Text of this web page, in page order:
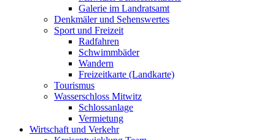
Galerie im Landratsamt
Denkmäler und Sehenswertes
Sport und Freizeit
Radfahren
Schwimmbäder
Wandern
Freizeitkarte (Landkarte)
Tourismus
Wasserschloss Mitwitz
Schlossanlage
Vermietung
Wirtschaft und Verkehr